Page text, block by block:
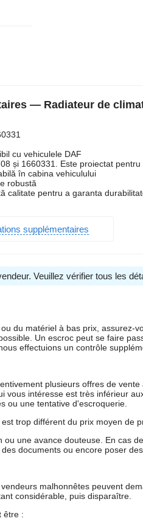
— Radiateur de
cu vehiculele DAF
și 1660331. Este proiectat
în cabina vehiculului
robustă
calitate pentru a garanta
supplémentaires
Veuillez vérifier tous les
du matériel à bas prix,
Un escroc peut se faire
effectuions un contrôle
plusieurs offres de
vous intéresse est très inférieur
ou une tentative d'escroquerie.
trop différent du prix moyen de
une avance douteuse. En cas
documents ou encore poser
malhonnêtes peuvent
considérable, puis disparaître.
être :